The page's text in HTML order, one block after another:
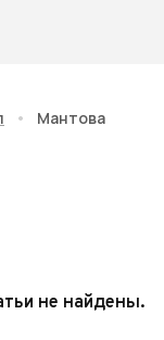
• Мантова
не найдены.